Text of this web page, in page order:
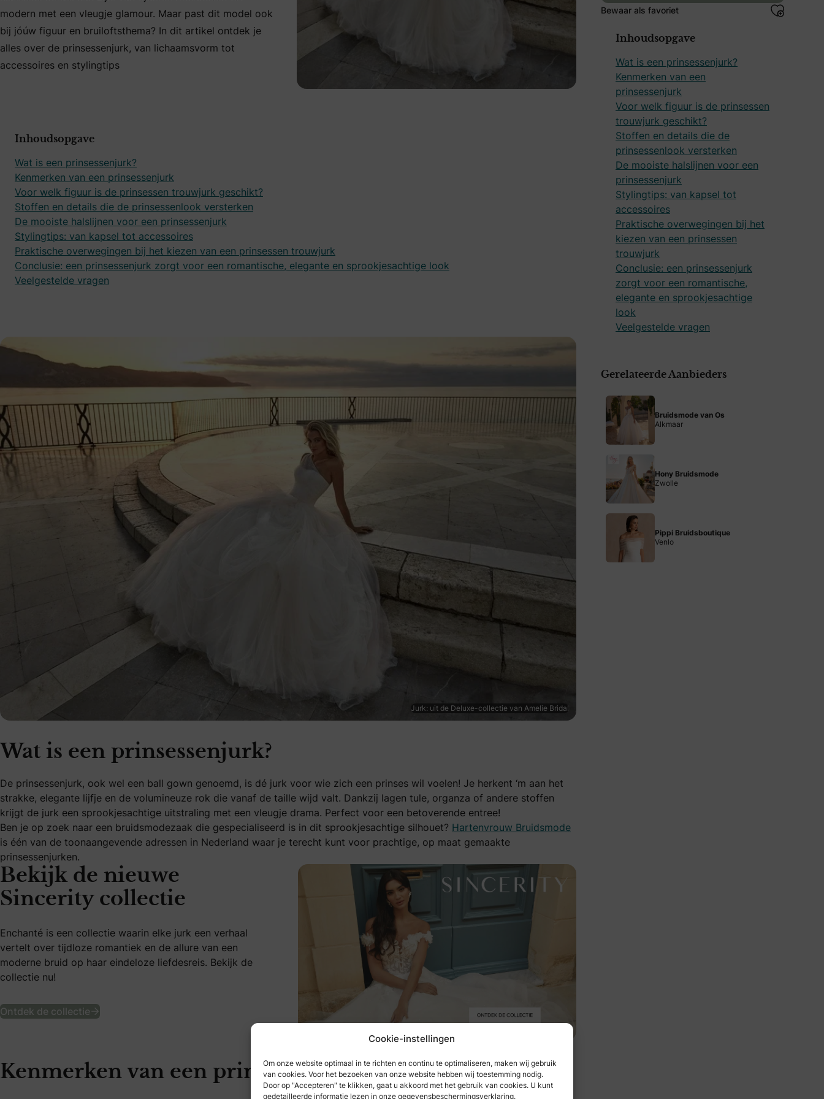
Cookie-instellingen
Om onze website optimaal in te richten en continu te optimaliseren, maken wij gebruik
van cookies. Voor het bezoeken van onze website hebben wij toestemming nodig.
Door op "Accepteren" te klikken, gaat u akkoord met het gebruik van cookies. U kunt
gedetailleerde informatie lezen in onze gegevensbeschermingsverklaring.
modern met een vleugje glamour. Maar past dit model ook
bij jóúw figuur en bruiloftsthema? In dit artikel ontdek je
alles over de prinsessenjurk, van lichaamsvorm tot
accessoires en stylingtips
Inhoudsopgave
Wat is een prinsessenjurk?
Kenmerken van een prinsessenjurk
Voor welk figuur is de prinsessen trouwjurk geschikt?
Stoffen en details die de prinsessenlook versterken
De mooiste halslijnen voor een prinsessenjurk
Stylingtips: van kapsel tot accessoires
Praktische overwegingen bij het kiezen van een prinsessen trouwjurk
Conclusie: een prinsessenjurk zorgt voor een romantische, elegante en sprookjesachtige look
Veelgestelde vragen
Jurk: uit de Deluxe-collectie van Amelie Bridal
Wat is een prinsessenjurk?
De prinsessenjurk, ook wel een ball gown genoemd, is dé jurk voor wie zich een prinses wil voelen! Je herkent ‘m aan het
strakke, elegante lijfje en de volumineuze rok die vanaf de taille wijd valt. Dankzij lagen tule, organza of andere stoffen
krijgt de jurk een sprookjesachtige uitstraling met een vleugje drama. Perfect voor een betoverende entree!
Ben je op zoek naar een bruidsmodezaak die gespecialiseerd is in dit sprookjesachtige silhouet? Hartenvrouw Bruidsmode
is één van de toonaangevende adressen in Nederland waar je terecht kunt voor prachtige, op maat gemaakte
prinsessenjurken.
Bekijk de nieuwe
Sincerity collectie
Enchanté is een collectie waarin elke jurk een verhaal
vertelt over tijdloze romantiek en de allure van een
moderne bruid op haar eindeloze liefdesreis. Bekijk de
collectie nu!
Ontdek de collectie
Kenmerken van een prinsessenjurk
Bewaar als favoriet
Inhoudsopgave
Wat is een prinsessenjurk?
Kenmerken van een
prinsessenjurk
Voor welk figuur is de prinsessen
trouwjurk geschikt?
Stoffen en details die de
prinsessenlook versterken
De mooiste halslijnen voor een
prinsessenjurk
Stylingtips: van kapsel tot
accessoires
Praktische overwegingen bij het
kiezen van een prinsessen
trouwjurk
Conclusie: een prinsessenjurk
zorgt voor een romantische,
elegante en sprookjesachtige
look
Veelgestelde vragen
Gerelateerde Aanbieders
Bruidsmode van Os
Alkmaar
Hony Bruidsmode
Zwolle
Pippi Bruidsboutique
Venlo